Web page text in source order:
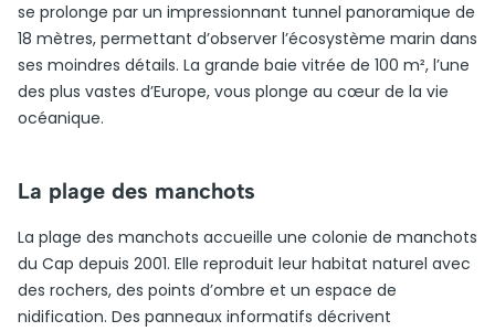
se prolonge par un impressionnant tunnel panoramique de
18 mètres, permettant d’observer l’écosystème marin dans
ses moindres détails. La grande baie vitrée de 100 m², l’une
des plus vastes d’Europe, vous plonge au cœur de la vie
océanique.
La plage des manchots
La plage des manchots accueille une colonie de manchots
du Cap depuis 2001. Elle reproduit leur habitat naturel avec
des rochers, des points d’ombre et un espace de
nidification. Des panneaux informatifs décrivent